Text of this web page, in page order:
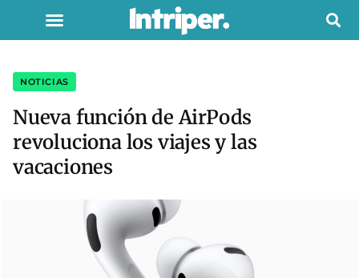
NOTICIAS
Nueva función de AirPods
revoluciona los viajes y las
vacaciones